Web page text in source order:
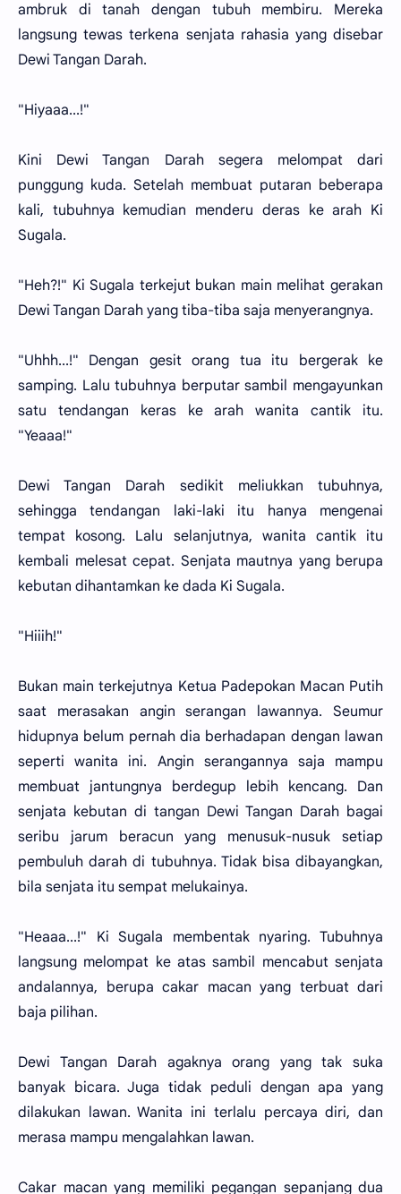
ambruk di tanah dengan tubuh membiru. Mereka
langsung tewas terkena senjata rahasia yang disebar
Dewi Tangan Darah.
"Hiyaaa...!"
Kini Dewi Tangan Darah segera melompat dari
punggung kuda. Setelah membuat putaran beberapa
kali, tubuhnya kemudian menderu deras ke arah Ki
Sugala.
"Heh?!" Ki Sugala terkejut bukan main melihat gerakan
Dewi Tangan Darah yang tiba-tiba saja menyerangnya.
"Uhhh...!" Dengan gesit orang tua itu bergerak ke
samping. Lalu tubuhnya berputar sambil mengayunkan
satu tendangan keras ke arah wanita cantik itu.
"Yeaaa!"
Dewi Tangan Darah sedikit meliukkan tubuhnya,
sehingga tendangan laki-laki itu hanya mengenai
tempat kosong. Lalu selanjutnya, wanita cantik itu
kembali melesat cepat. Senjata mautnya yang berupa
kebutan dihantamkan ke dada Ki Sugala.
"Hiiih!"
Bukan main terkejutnya Ketua Padepokan Macan Putih
saat merasakan angin serangan lawannya. Seumur
hidupnya belum pernah dia berhadapan dengan lawan
seperti wanita ini. Angin serangannya saja mampu
membuat jantungnya berdegup lebih kencang. Dan
senjata kebutan di tangan Dewi Tangan Darah bagai
seribu jarum beracun yang menusuk-nusuk setiap
pembuluh darah di tubuhnya. Tidak bisa dibayangkan,
bila senjata itu sempat melukainya.
"Heaaa...!" Ki Sugala membentak nyaring. Tubuhnya
langsung melompat ke atas sambil mencabut senjata
andalannya, berupa cakar macan yang terbuat dari
baja pilihan.
Dewi Tangan Darah agaknya orang yang tak suka
banyak bicara. Juga tidak peduli dengan apa yang
dilakukan lawan. Wanita ini terlalu percaya diri, dan
merasa mampu mengalahkan lawan.
Cakar macan yang memiliki pegangan sepanjang dua